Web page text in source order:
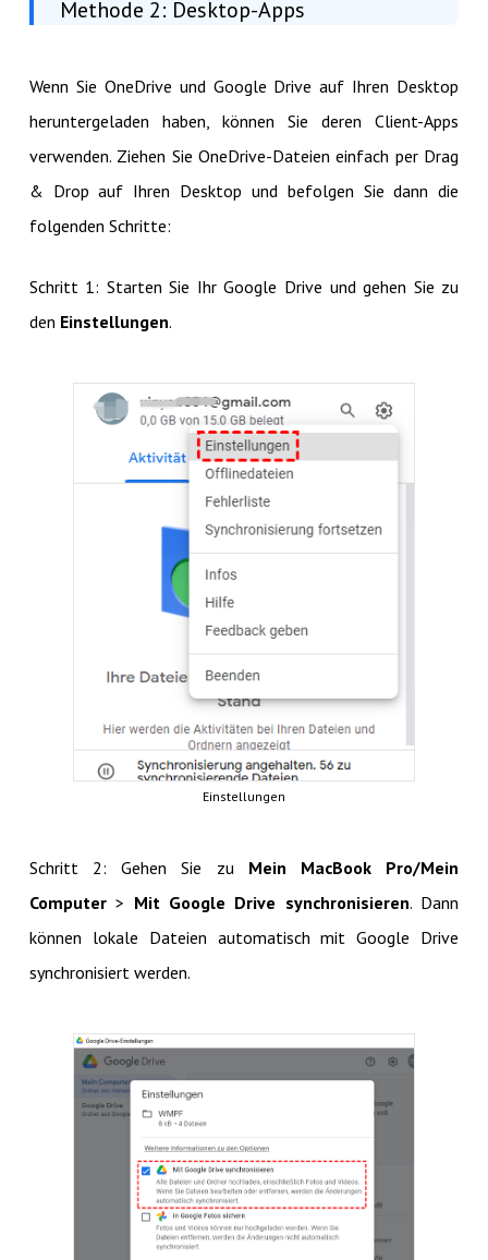
Methode 2: Desktop-Apps
Wenn Sie OneDrive und Google Drive auf Ihren Desktop
heruntergeladen haben, können Sie deren Client-Apps
verwenden. Ziehen Sie OneDrive-Dateien einfach per Drag
& Drop auf Ihren Desktop und befolgen Sie dann die
folgenden Schritte:
Schritt 1: Starten Sie Ihr Google Drive und gehen Sie zu
den Einstellungen.
Einstellungen
Schritt 2: Gehen Sie zuMein MacBook Pro/Mein
Computer> Mit Google Drive synchronisieren. Dann
können lokale Dateien automatisch mit Google Drive
synchronisiert werden.